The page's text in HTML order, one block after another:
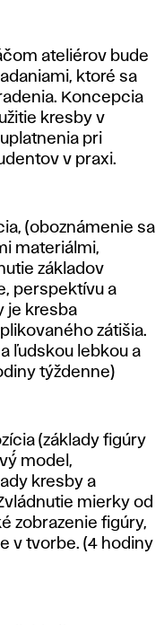
ateliérov bude
ktoré sa
Koncepcia
kresby v
pri
v praxi.
(oboznámenie sa
materiálmi,
základov
perspektívu a
je kresba
zátišia.
ľudskou lebkou a
týždenne)
(základy figúry
model,
kresby a
mierky od
zobrazenie figúry,
v tvorbe. (4 hodiny